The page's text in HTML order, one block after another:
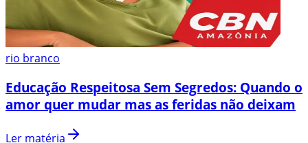
rio branco
Educação Respeitosa Sem Segredos: Quando o
amor quer mudar mas as feridas não deixam
Ler matéria